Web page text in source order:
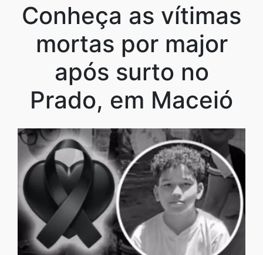
Conheça as vítimas
mortas por major
após surto no
Prado, em Maceió